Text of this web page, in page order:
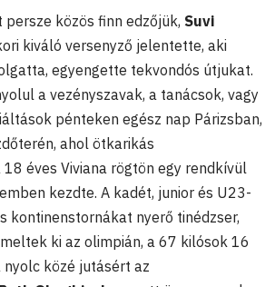
közös finn edzőjük, Suvi
kiváló versenyző jelentette, aki
egyengette tekvondós útjukat.
a vezényszavak, a tanácsok, vagy
pénteken egész nap Párizsban,
ahol ötkarikás
éves Viviana rögtön egy rendkívül
kezdte. A kadét, junior és U23-
kontinenstornákat nyerő tinédzser,
ki az olimpián, a 67 kilósok 16
közé jutásért az